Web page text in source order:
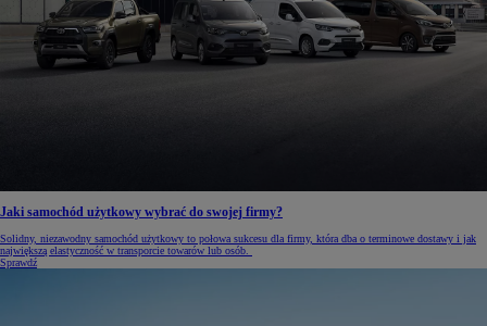
Jaki samochód użytkowy wybrać do swojej firmy?
Solidny, niezawodny samochód użytkowy to połowa sukcesu dla firmy, która dba o terminowe dostawy i jak
największą elastyczność w transporcie towarów lub osób.
Sprawdź